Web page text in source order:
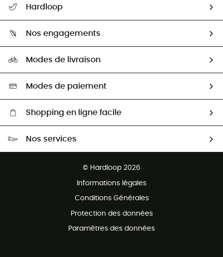
Retour & remboursement
Guide des tailles
Seconde Main
Aide & Contact
Hardloop
HardGuides
Nos engagements
Sélection éco-responsable
Modes de livraison
Modes de paiement
Shopping en ligne facile
Nos services
© Hardloop 2026
Informations légales
Conditions Générales
Protection des données
Paramètres des données